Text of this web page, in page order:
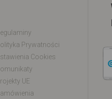
Prywatności
Cookies
UE